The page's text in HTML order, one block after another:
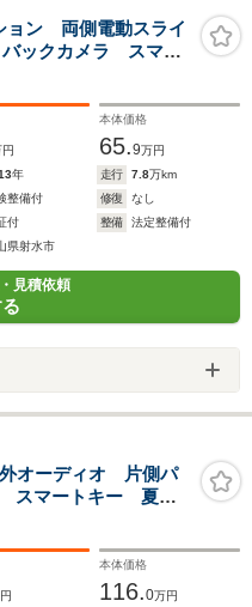
ョン 両側電動スライ
ックカメラ スマー
ドランプ フォグラ
席モニター
円
本体価格
65.9万円
年 走行 7.8万km
整備付 修復
なし
付 整備
法定整備付
県射水市
見積依頼
オーディオ 片側パ
スマートキー 夏冬
本体価格
116.0万円